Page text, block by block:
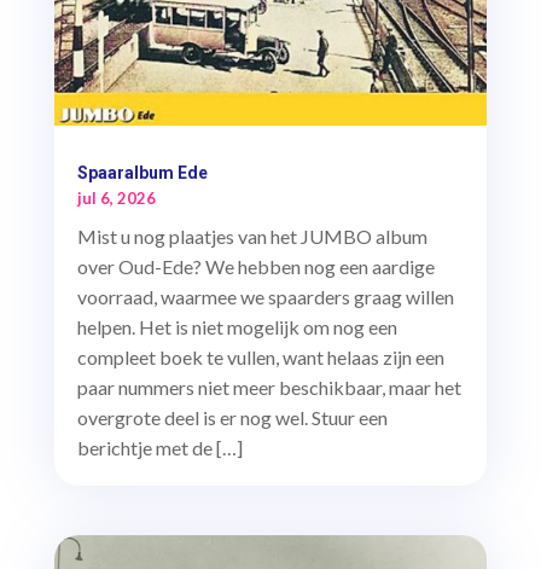
Spaaralbum Ede
jul 6, 2026
Mist u nog plaatjes van het JUMBO album
over Oud-Ede? We hebben nog een aardige
voorraad, waarmee we spaarders graag willen
helpen. Het is niet mogelijk om nog een
compleet boek te vullen, want helaas zijn een
paar nummers niet meer beschikbaar, maar het
overgrote deel is er nog wel. Stuur een
berichtje met de […]